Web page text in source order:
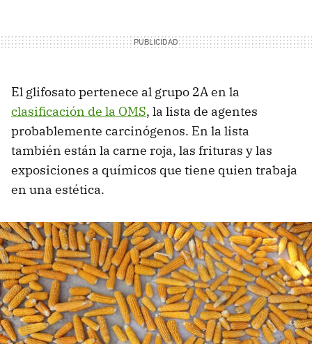
El glifosato pertenece al grupo 2A en la
clasificación de la OMS, la lista de agentes
probablemente carcinógenos. En la lista
también están la carne roja, las frituras y las
exposiciones a químicos que tiene quien trabaja
en una estética.